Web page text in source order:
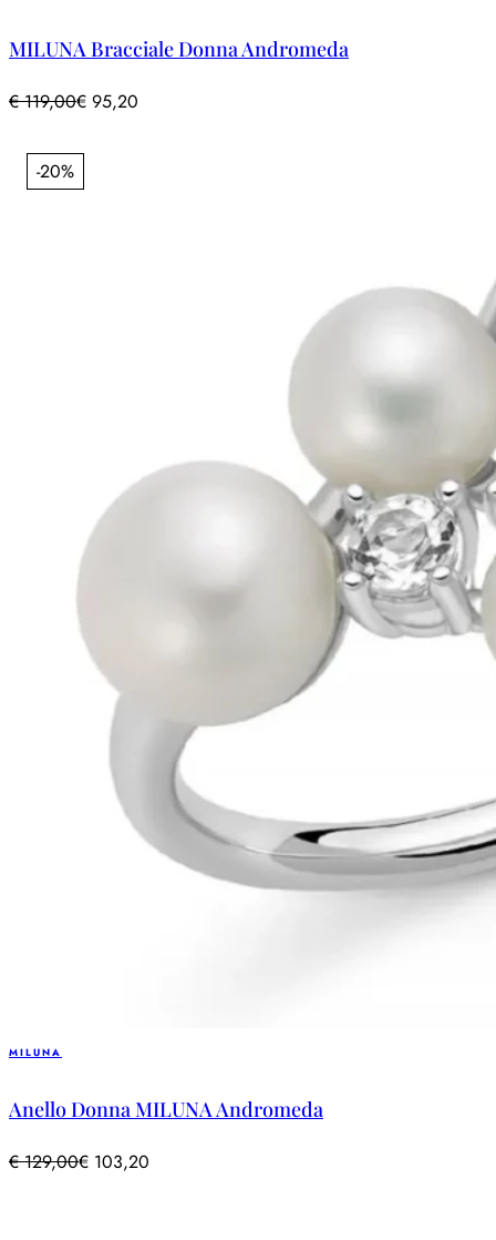
MILUNA Bracciale Donna Andromeda
€119,00€ 95,20
-20%
MILUNA
Anello Donna MILUNA Andromeda
€129,00€ 103,20